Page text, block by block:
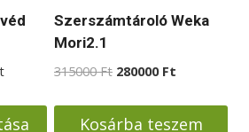
Ártartomány:
-
Szerszámtároló Weka
Mori2.1
315000Ft Original
was:
280000 Ft
is:
Kosárba teszem